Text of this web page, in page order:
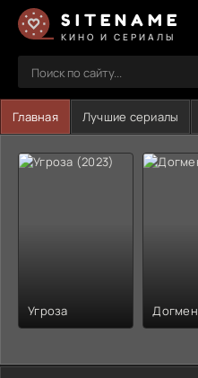
SITENAME
КИНО И СЕРИАЛЫ
Главная Лучшие сериалы
Угроза Догмен